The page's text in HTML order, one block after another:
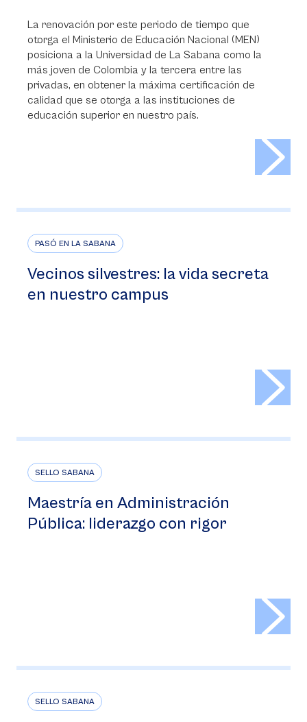
La renovación por este periodo de tiempo que
otorga el Ministerio de Educación Nacional (MEN)
posiciona a la Universidad de La Sabana como la
más joven de Colombia y la tercera entre las
privadas, en obtener la máxima certificación de
calidad que se otorga a las instituciones de
educación superior en nuestro país.
PASÓ EN LA SABANA
Vecinos silvestres: la vida secreta
en nuestro campus
SELLO SABANA
Maestría en Administración
Pública: liderazgo con rigor
SELLO SABANA